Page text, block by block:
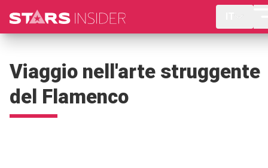
Viaggio nell'arte struggente
del Flamenco